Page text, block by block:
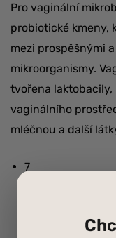
Pro vaginální
probiotické kmeny,
mezi prospěšnými
mikroorganismy.
tvořena
vaginálního
mléčnou a další
7